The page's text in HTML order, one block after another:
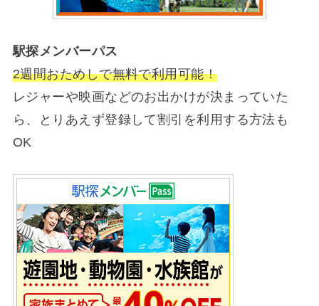
駅探メンバーパス
2週間おためしで無料で利用可能！
レジャーや映画などのお出かけが決まっていた
ら、とりあえず登録して割引を利用する方法も
OK